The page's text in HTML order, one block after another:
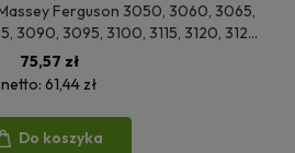
Ferguson 3050, 3060, 3065,
3090, 3095, 3100, 3115, 3120, 3125,
3650, 3660, 3670, 3680, 3690,
3635, 3645, 3655
75,57 zł
netto: 61,44 zł
Do koszyka